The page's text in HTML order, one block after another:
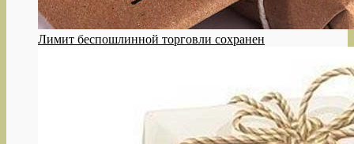
Лимит беспошлинной торговли сохранен